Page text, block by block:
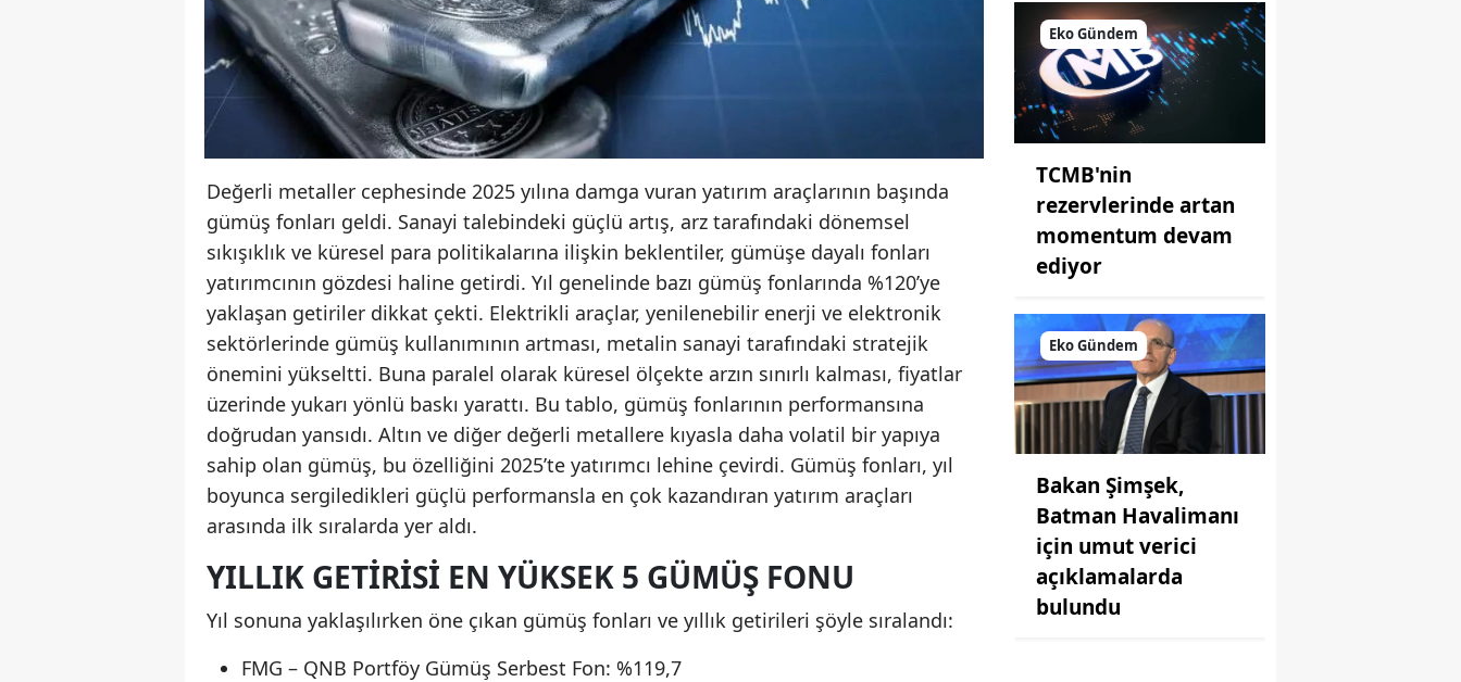
Değerli metaller cephesinde 2025 yılına damga vuran yatırım araçlarının başında
gümüş fonları geldi. Sanayi talebindeki güçlü artış, arz tarafındaki dönemsel
sıkışıklık ve küresel para politikalarına ilişkin beklentiler, gümüşe dayalı fonları
yatırımcının gözdesi haline getirdi. Yıl genelinde bazı gümüş fonlarında %120’ye
yaklaşan getiriler dikkat çekti. Elektrikli araçlar, yenilenebilir enerji ve elektronik
sektörlerinde gümüş kullanımının artması, metalin sanayi tarafındaki stratejik
önemini yükseltti. Buna paralel olarak küresel ölçekte arzın sınırlı kalması, fiyatlar
üzerinde yukarı yönlü baskı yarattı. Bu tablo, gümüş fonlarının performansına
doğrudan yansıdı. Altın ve diğer değerli metallere kıyasla daha volatil bir yapıya
sahip olan gümüş, bu özelliğini 2025’te yatırımcı lehine çevirdi. Gümüş fonları, yıl
boyunca sergiledikleri güçlü performansla en çok kazandıran yatırım araçları
arasında ilk sıralarda yer aldı.
YILLIK GETIRISI EN YÜKSEK 5 GÜMÜŞ FONU
Yıl sonuna yaklaşılırken öne çıkan gümüş fonları ve yıllık getirileri şöyle sıralandı:
FMG – QNB Portföy Gümüş Serbest Fon: %119,7
Eko Gündem
TCMB'nin
rezervlerinde artan
momentum devam
ediyor
Eko Gündem
Bakan Şimşek,
Batman Havalimanı
için umut verici
açıklamalarda
bulundu